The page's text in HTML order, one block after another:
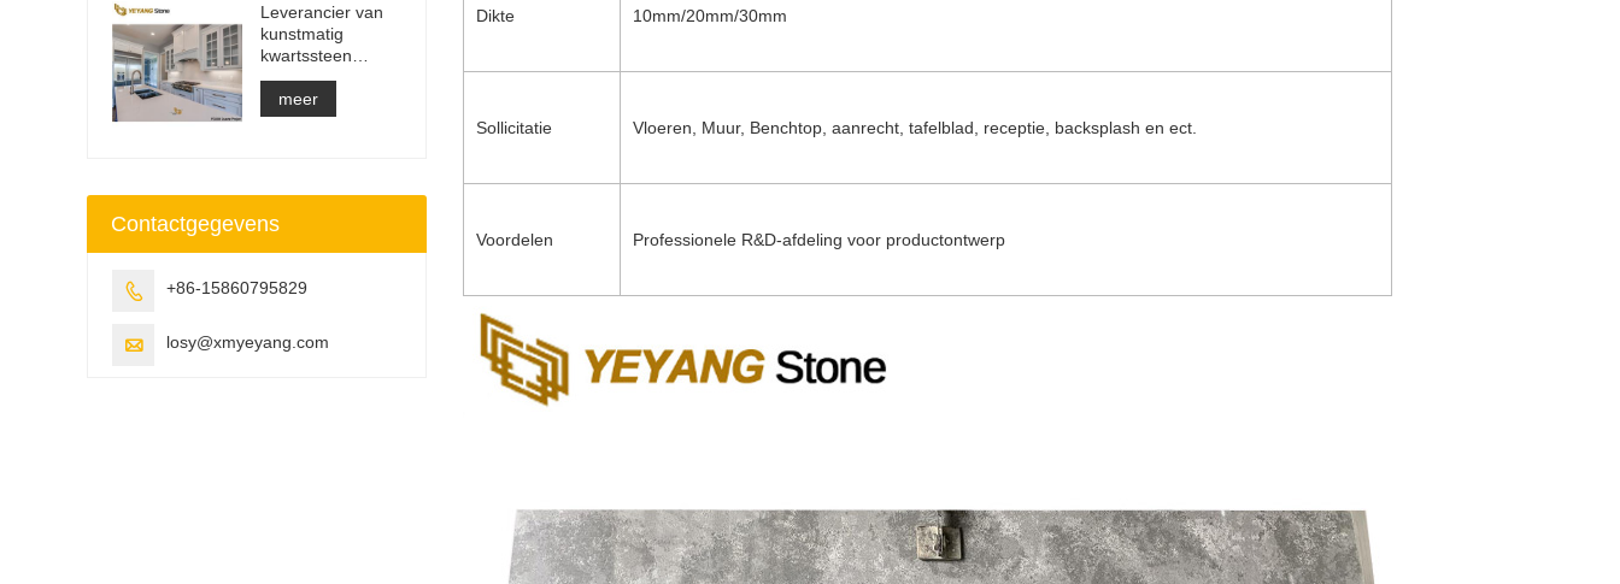
Dikte 10mm/20mm/30mm
Sollicitatie Vloeren, Muur, Benchtop, aanrecht, tafelblad, receptie, backsplash en ect.
Voordelen Professionele R&D-afdeling voor productontwerp
Leverancier van
kunstmatig
kwartssteen
massief oppervlak
bouwmateriaal
meer
Contactgegevens
 +86-15860795829
 losy@xmyeyang.com